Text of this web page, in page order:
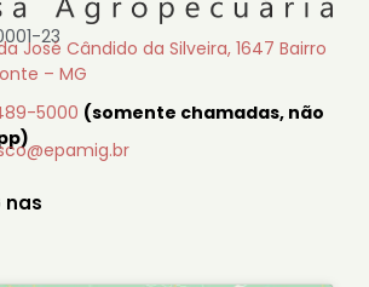
23
José Cândido da Silveira, 1647 Bairro
– MG
5000 (somente chamadas, não
nas